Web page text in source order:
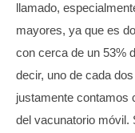
llamado,
mayores, ya que es
con cerca de un 53%
decir, uno de cada
justamente contamos
del vacunatorio móvil.